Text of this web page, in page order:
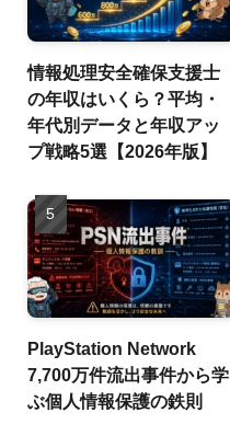
情報処理安全確保支援士
の年収はいくら？平均・
年代別データと年収アッ
プ戦略5選【2026年版】
PlayStation Network
7,700万件流出事件から学
ぶ個人情報保護の鉄則